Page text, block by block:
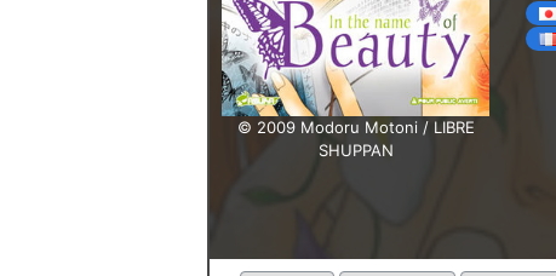
© 2009 Modoru Motoni / LIBRE
SHUPPAN